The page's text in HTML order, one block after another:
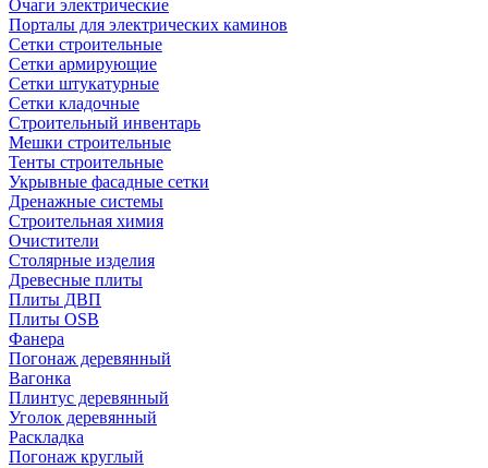
Очаги электрические
Порталы для электрических каминов
Сетки строительные
Сетки армирующие
Сетки штукатурные
Сетки кладочные
Строительный инвентарь
Мешки строительные
Тенты строительные
Укрывные фасадные сетки
Дренажные системы
Строительная химия
Очистители
Столярные изделия
Древесные плиты
Плиты ДВП
Плиты OSB
Фанера
Погонаж деревянный
Вагонка
Плинтус деревянный
Уголок деревянный
Раскладка
Погонаж круглый